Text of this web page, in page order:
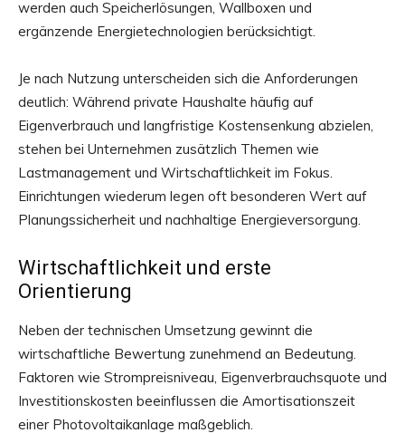
werden auch Speicherlösungen, Wallboxen und
ergänzende Energietechnologien berücksichtigt.
Je nach Nutzung unterscheiden sich die Anforderungen
deutlich: Während private Haushalte häufig auf
Eigenverbrauch und langfristige Kostensenkung abzielen,
stehen bei Unternehmen zusätzlich Themen wie
Lastmanagement und Wirtschaftlichkeit im Fokus.
Einrichtungen wiederum legen oft besonderen Wert auf
Planungssicherheit und nachhaltige Energieversorgung.
Wirtschaftlichkeit und erste
Orientierung
Neben der technischen Umsetzung gewinnt die
wirtschaftliche Bewertung zunehmend an Bedeutung.
Faktoren wie Strompreisniveau, Eigenverbrauchsquote und
Investitionskosten beeinflussen die Amortisationszeit
einer Photovoltaikanlage maßgeblich.